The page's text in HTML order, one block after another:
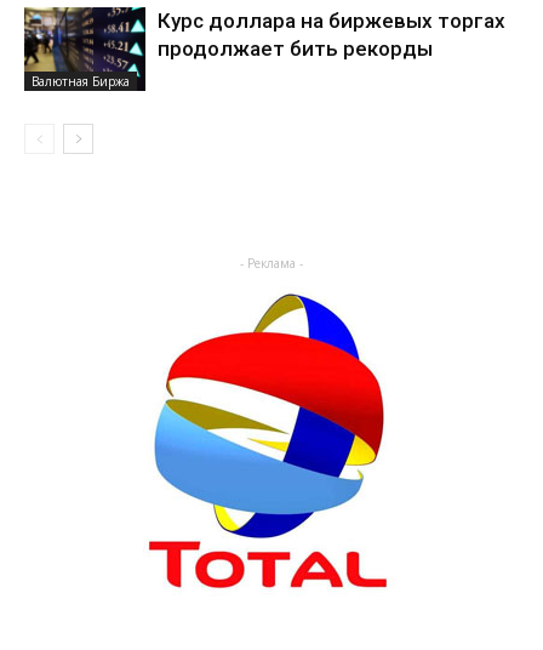
Валютная Биржа
Курс доллара на биржевых торгах
продолжает бить рекорды
- Реклама -